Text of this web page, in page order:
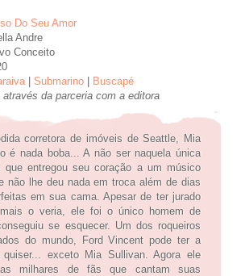
Do Seu Amor
Andre
Conceito
| Submarino
Buscapé
através da parceria com a editora
corretora de imóveis de Seattle, Mia
é nada boba... A não ser naquela única
que entregou seu coração a um músico
não lhe deu nada em troca além de dias
em sua cama. Apesar de ter jurado
o veria, ele foi o único homem de
se esquecer. Um dos roqueiros
do mundo, Ford Vincent pode ter a
quiser... exceto Mia Sullivan. Agora ele
milhares de fãs que cantam suas